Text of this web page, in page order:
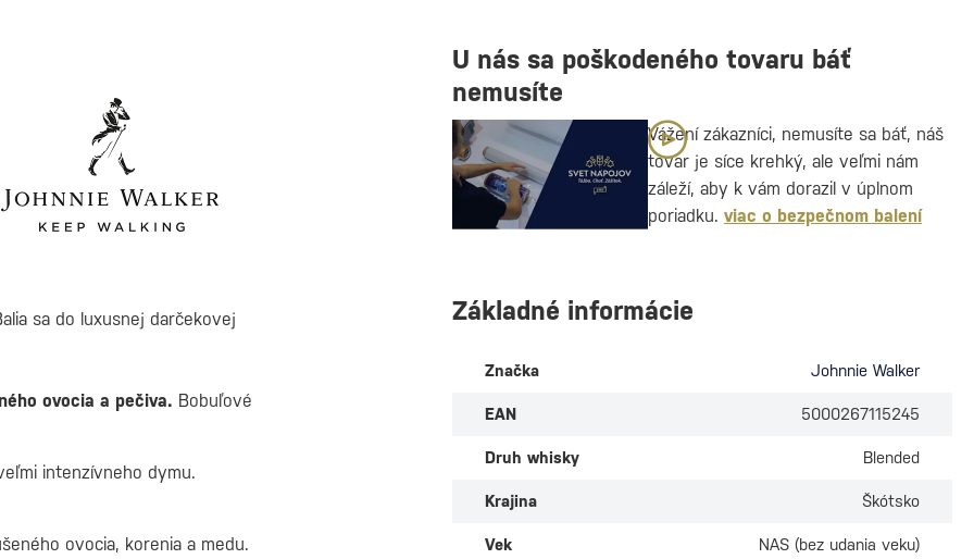
sa do luxusnej darčekovej
ovocia a pečiva. Bobuľové
intenzívneho dymu.
ovocia, korenia a medu.
U nás sa poškodeného tovaru báť
nemusíte
Vážení zákazníci, nemusíte sa báť, náš
tovar je síce krehký, ale veľmi nám
záleží, aby k vám dorazil v úplnom
poriadku. viac o bezpečnom balení
Základné informácie
Značka Johnnie Walker
EAN 5000267115245
Druh whisky Blended
Krajina Škótsko
Vek NAS (bez udania veku)